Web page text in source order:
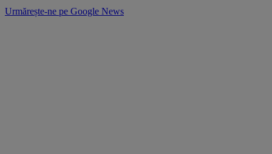
Urmărește-ne pe Google News